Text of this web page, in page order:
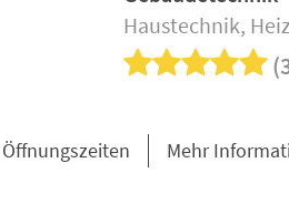
Haustechnik,
Öffnungszeiten Mehr